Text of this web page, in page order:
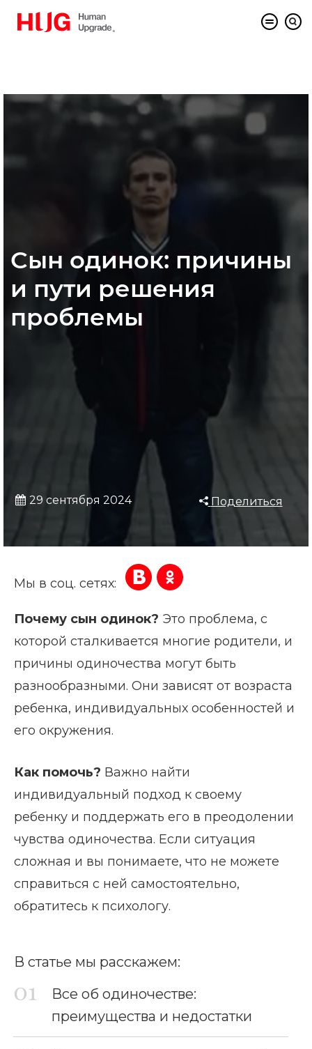
Сын одинок: причины
и пути решения
проблемы
29 сентября 2024 Поделиться
Мы в соц. сетях:
Почему сын одинок? Это проблема, с
которой сталкивается многие родители, и
причины одиночества могут быть
разнообразными. Они зависят от возраста
ребенка, индивидуальных особенностей и
его окружения.
Как помочь? Важно найти
индивидуальный подход к своему
ребенку и поддержать его в преодолении
чувства одиночества. Если ситуация
сложная и вы понимаете, что не можете
справиться с ней самостоятельно,
обратитесь к психологу.
В статье мы расскажем:
Все об одиночестве:
преимущества и недостатки